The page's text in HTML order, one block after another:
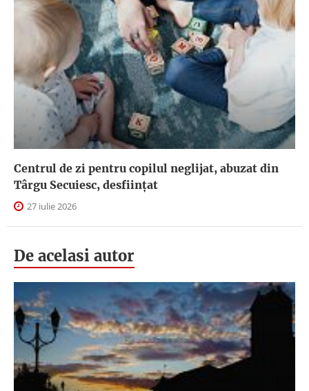
Centrul de zi pentru copilul neglijat, abuzat din
Târgu Secuiesc, desfiinţat
27 iulie 2026
De acelasi autor